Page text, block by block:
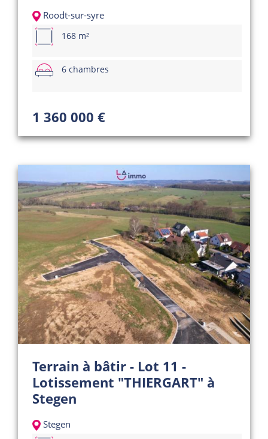
Roodt-sur-syre
168 m²
6 chambres
1 360 000 €
Terrain à bâtir - Lot 11 -
Lotissement "THIERGART" à
Stegen
Stegen